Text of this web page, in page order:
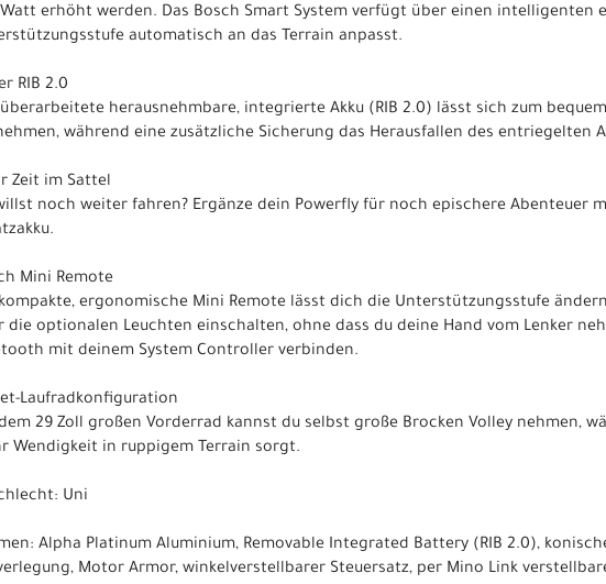
erhöht werden. Das Bosch Smart System verfügt über einen intelligenten
automatisch an das Terrain anpasst.
RIB 2.0
herausnehmbare, integrierte Akku (RIB 2.0) lässt sich zum
während eine zusätzliche Sicherung das Herausfallen des entriegelten
Zeit im Sattel
noch weiter fahren? Ergänze dein Powerfly für noch epischere Abenteuer
Mini Remote
ergonomische Mini Remote lässt dich die Unterstützungsstufe
die optionalen Leuchten einschalten, ohne dass du deine Hand vom Lenker
mit deinem System Controller verbinden.
Laufradkonfiguration
29 Zoll großen Vorderrad kannst du selbst große Brocken Volley nehmen,
Wendigkeit in ruppigem Terrain sorgt.
Uni
Alpha Platinum Aluminium, Removable Integrated Battery (RIB 2.0),
Motor Armor, winkelverstellbarer Steuersatz, per Mino Link